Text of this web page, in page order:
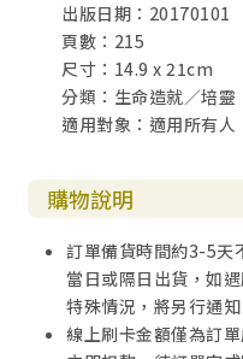
出版日期：20170101
頁數：215
尺寸：14.9 x 21cm
分類：生命造就／培靈
適用對象：適用所有人
購物說明
訂單備貨時間約3-5天
當日或隔日出貨，如
特殊情況，將另行通
線上刷卡金額僅為訂